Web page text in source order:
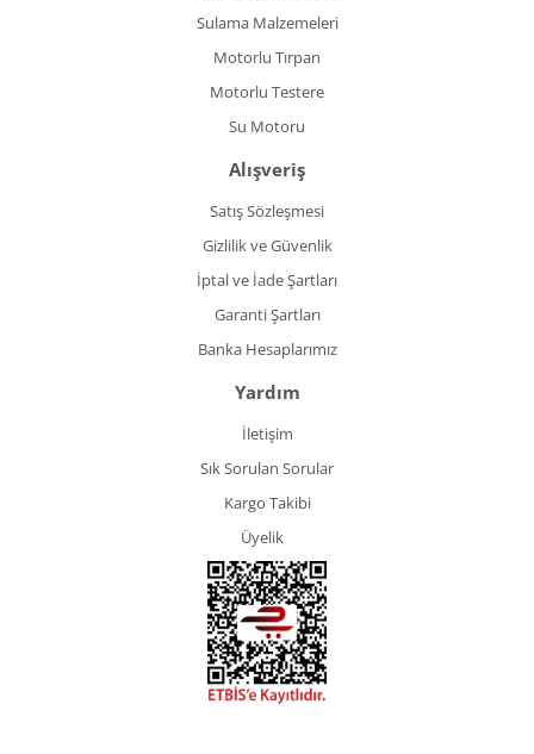
Sulama Malzemeleri
Motorlu Tırpan
Motorlu Testere
Su Motoru
Alışveriş
Satış Sözleşmesi
Gizlilik ve Güvenlik
İptal ve İade Şartları
Garanti Şartları
Banka Hesaplarımız
Yardım
İletişim
Sık Sorulan Sorular
Kargo Takibi
Üyelik